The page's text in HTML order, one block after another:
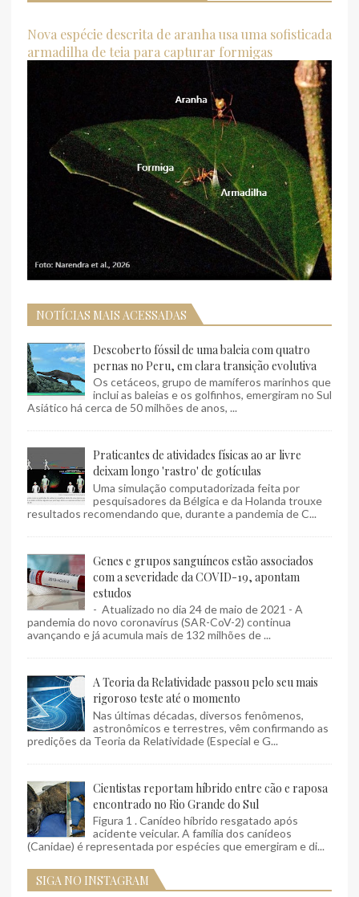
Nova espécie descrita de aranha usa uma sofisticada
armadilha de teia para capturar formigas
NOTÍCIAS MAIS ACESSADAS
Descoberto fóssil de uma baleia com quatro
pernas no Peru, em clara transição evolutiva
Os cetáceos, grupo de mamíferos marinhos que
inclui as baleias e os golfinhos, emergiram no Sul
Asiático há cerca de 50 milhões de anos, ...
Praticantes de atividades físicas ao ar livre
deixam longo 'rastro' de gotículas
Uma simulação computadorizada feita por
pesquisadores da Bélgica e da Holanda trouxe
resultados recomendando que, durante a pandemia de C...
Genes e grupos sanguíneos estão associados
com a severidade da COVID-19, apontam
estudos
- Atualizado no dia 24 de maio de 2021 - A
pandemia do novo coronavírus (SAR-CoV-2) continua
avançando e já acumula mais de 132 milhões de ...
A Teoria da Relatividade passou pelo seu mais
rigoroso teste até o momento
Nas últimas décadas, diversos fenômenos,
astronômicos e terrestres, vêm confirmando as
predições da Teoria da Relatividade (Especial e G...
Cientistas reportam híbrido entre cão e raposa
encontrado no Rio Grande do Sul
Figura 1 . Canídeo híbrido resgatado após
acidente veicular. A família dos canídeos
(Canidae) é representada por espécies que emergiram e di...
SIGA NO INSTAGRAM